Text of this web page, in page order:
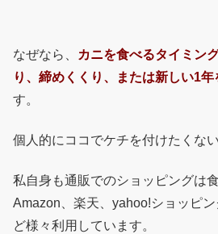
なぜなら、
カニを食べるタイミン
り、締めくくり、または新しい1
す。
個人的にココでケチを付けたくない
私自身も通販でのショッピングは
Amazon、楽天、yahoo!ショッピ
ど様々利用しています。